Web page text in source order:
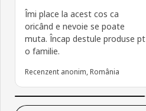
Îmi place la acest cos ca
oricând e nevoie se poate
muta. Încap destule produse pt
o familie.
Recenzent anonim, România